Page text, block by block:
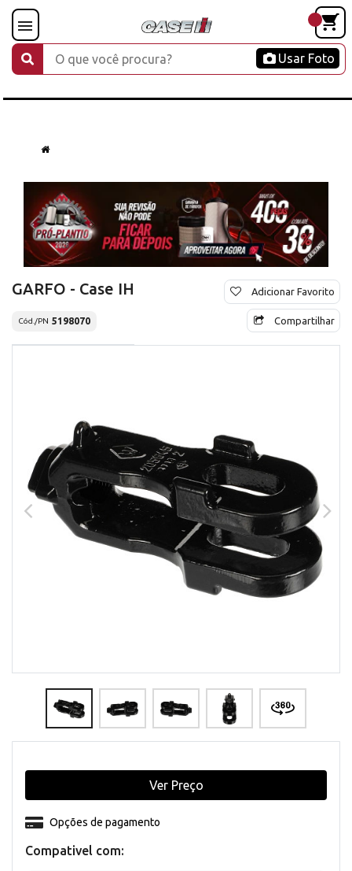
Usar Foto
GARFO - Case IH
Cód./PN 5198070
Adicionar Favorito
Compartilhar
Compativel com:
Opções de pagamento
Ver Preço